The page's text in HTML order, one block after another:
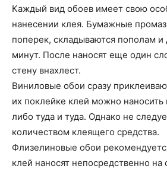
Каждый вид обоев имеет свою
нанесении клея. Бумажные
поперек, складываются пополам и
минут. После наносят еще один
стену внахлест.
Виниловые обои сразу
их поклейке клей можно наносить
либо туда и туда. Однако не
количеством клеящего средства.
Флизелиновые обои
клей наносят непосредственно